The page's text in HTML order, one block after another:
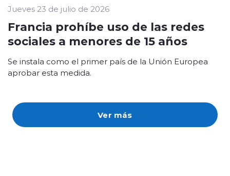
Ver más
Jueves 23 de julio de 2026
Francia prohíbe uso de las redes
sociales a menores de 15 años
Se instala como el primer país de la Unión Europea
aprobar esta medida.